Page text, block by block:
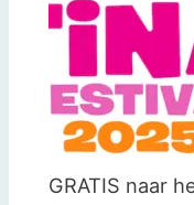
GRATIS naar